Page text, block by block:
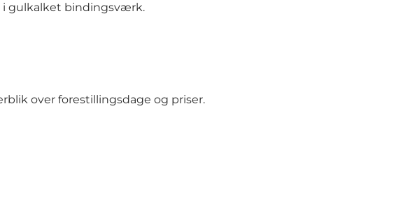
i gulkalket bindingsværk.
over forestillingsdage og priser.